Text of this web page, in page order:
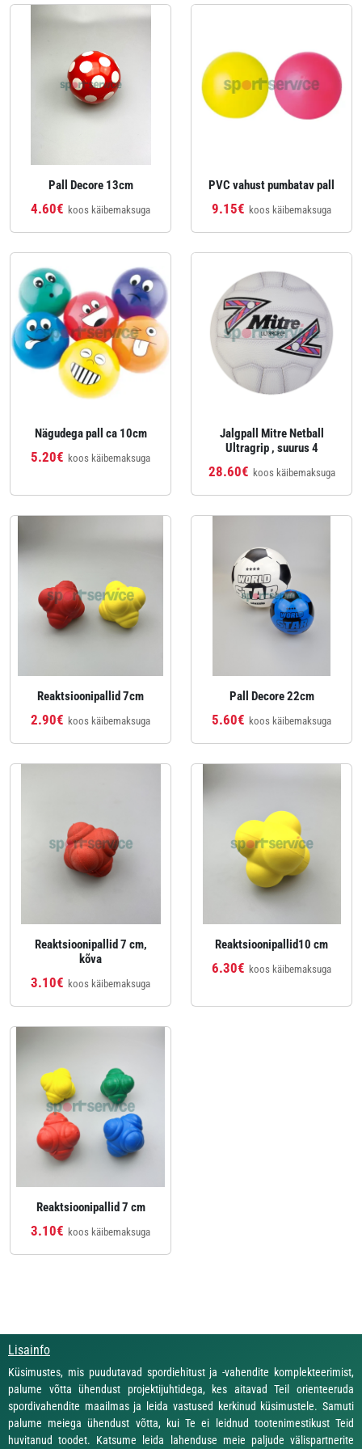
Pall Decore 13cm
4.60€ koos käibemaksuga
PVC vahust pumbatav pall
9.15€ koos käibemaksuga
Nägudega pall ca 10cm
5.20€ koos käibemaksuga
Jalgpall Mitre Netball
Ultragrip , suurus 4
28.60€ koos käibemaksuga
Reaktsioonipallid 7cm
2.90€ koos käibemaksuga
Pall Decore 22cm
5.60€ koos käibemaksuga
Reaktsioonipallid 7 cm,
kõva
3.10€ koos käibemaksuga
Reaktsioonipallid10 cm
6.30€ koos käibemaksuga
Reaktsioonipallid 7 cm
3.10€ koos käibemaksuga
Lisainfo
Küsimustes, mis puudutavad spordiehitust ja -vahendite komplekteerimist,
palume võtta ühendust projektijuhtidega, kes aitavad Teil orienteeruda
spordivahendite maailmas ja leida vastused kerkinud küsimustele. Samuti
palume meiega ühendust võtta, kui Te ei leidnud tootenimestikust Teid
huvitanud toodet. Katsume leida lahenduse meie paljude välispartnerite